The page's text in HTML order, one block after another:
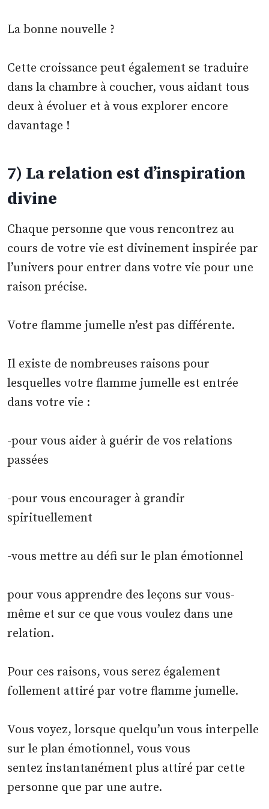
La bonne nouvelle ?
Cette croissance peut également se traduire
dans la chambre à coucher, vous aidant tous
deux à évoluer et à vous explorer encore
davantage !
7) La relation est d’inspiration
divine
Chaque personne que vous rencontrez au
cours de votre vie est divinement inspirée par
l’univers pour entrer dans votre vie pour une
raison précise.
Votre flamme jumelle n’est pas différente.
Il existe de nombreuses raisons pour
lesquelles votre flamme jumelle est entrée
dans votre vie :
-pour vous aider à guérir de vos relations
passées
-pour vous encourager à grandir
spirituellement
-vous mettre au défi sur le plan émotionnel
pour vous apprendre des leçons sur vous-
même et sur ce que vous voulez dans une
relation.
Pour ces raisons, vous serez également
follement attiré par votre flamme jumelle.
Vous voyez, lorsque quelqu’un vous interpelle
sur le plan émotionnel, vous vous
sentez instantanément plus attiré par cette
personne que par une autre.